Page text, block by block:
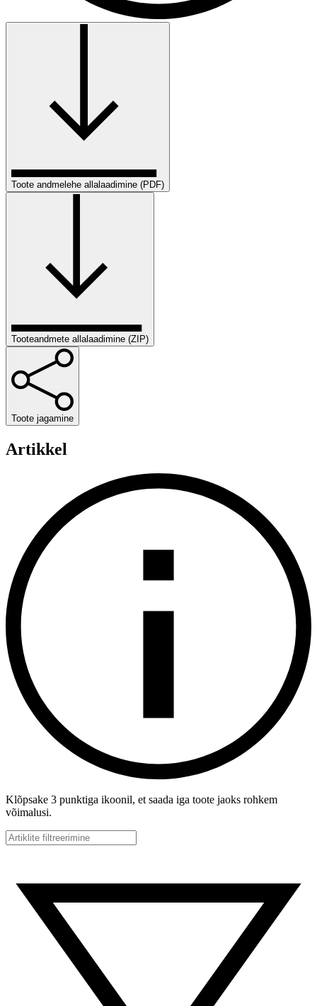
Toote andmelehe allalaadimine (PDF)
Tooteandmete allalaadimine (ZIP)
Toote jagamine
Artikkel
Klõpsake 3 punktiga ikoonil, et saada iga toote jaoks rohkem
võimalusi.